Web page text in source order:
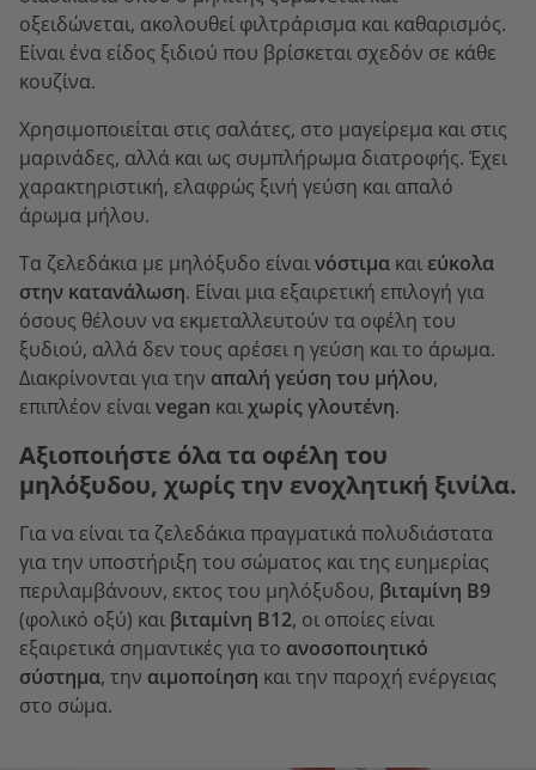
οξειδώνεται, ακολουθεί φιλτράρισμα και καθαρισμός.
Είναι ένα είδος ξιδιού που βρίσκεται σχεδόν σε κάθε
κουζίνα.
Χρησιμοποιείται στις σαλάτες, στο μαγείρεμα και στις
μαρινάδες, αλλά και ως συμπλήρωμα διατροφής. Έχει
χαρακτηριστική, ελαφρώς ξινή γεύση και απαλό
άρωμα μήλου.
Τα ζελεδάκια με μηλόξυδο είναινόστιμα καιεύκολα
στην κατανάλωση. Είναι μια εξαιρετική επιλογή για
όσους θέλουν να εκμεταλλευτούν τα οφέλη του
ξυδιού, αλλά δεν τους αρέσει η γεύση και το άρωμα.
Διακρίνονται για την απαλή γεύση του μήλου,
επιπλέον είναιvegan καιχωρίς γλουτένη.
Αξιοποιήστε όλα τα οφέλη του
μηλόξυδου, χωρίς την ενοχλητική ξινίλα.
Για να είναι τα ζελεδάκια πραγματικά πολυδιάστατα
για την υποστήριξη του σώματος και της ευημερίας
περιλαμβάνουν, εκτος του μηλόξυδου, βιταμίνη Β9
(φολικό οξύ) και βιταμίνη Β12, οι οποίες είναι
εξαιρετικά σημαντικές για το ανοσοποιητικό
σύστημα, την αιμοποίηση και την παροχή ενέργειας
στο σώμα.